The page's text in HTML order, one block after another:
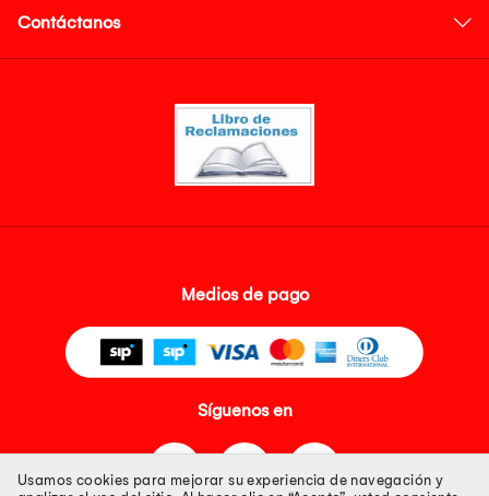
Contáctanos
Medios de pago
Síguenos en
Usamos cookies para mejorar su experiencia de navegación y